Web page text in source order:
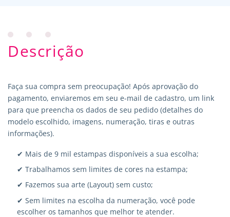
Descrição
Faça sua compra sem preocupação! Após aprovação do
pagamento, enviaremos em seu e-mail de cadastro, um link
para que preencha os dados de seu pedido (detalhes do
modelo escolhido, imagens, numeração, tiras e outras
informações).
✔ Mais de 9 mil estampas disponíveis a sua escolha;
✔ Trabalhamos sem limites de cores na estampa;
✔ Fazemos sua arte (Layout) sem custo;
✔ Sem limites na escolha da numeração, você pode
escolher os tamanhos que melhor te atender.